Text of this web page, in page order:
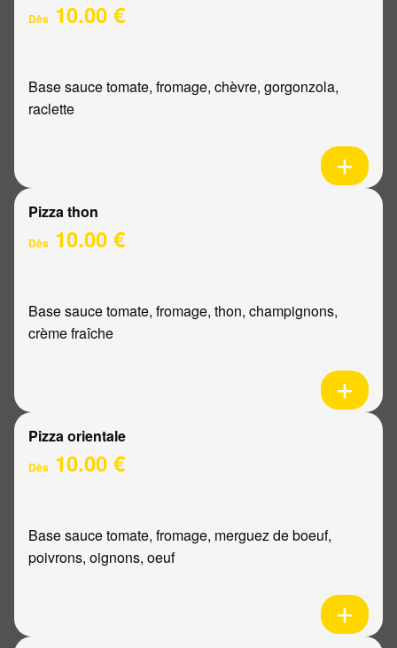
Dès 10.00 €
Base sauce tomate, fromage, chèvre, gorgonzola,
raclette
Pizza thon
Dès 10.00 €
Base sauce tomate, fromage, thon, champignons,
crème fraîche
Pizza orientale
Dès 10.00 €
Base sauce tomate, fromage, merguez de boeuf,
poivrons, oignons, oeuf